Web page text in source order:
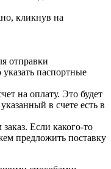
кликнув на
отправки
паспортные
на оплату. Это будет
в счете есть в
Если какого-то
предложить поставку